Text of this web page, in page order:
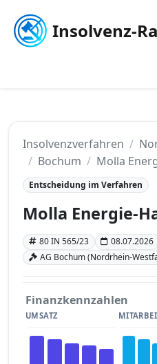
Insolvenz-
Insolvenzverfahren
Bochum
Molla
Entscheidung im Verfahren
Molla Energie-
80 IN 565/23
08.07.2026
AG Bochum (Nordrhein-
Finanzkennzahlen
UMSATZ